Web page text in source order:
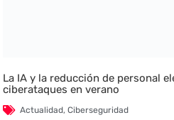
La IA y la reducción de personal
ciberataques en verano
Actualidad,Ciberseguridad